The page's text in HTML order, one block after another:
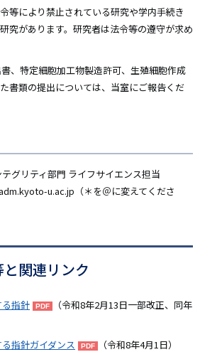
等により禁止されている研究や学内手続き
究があります。研究者は法令等の遵守が求め
、特定細胞加工物製造許可、生殖細胞作成
書類の提出については、当室にご報告くだ
グリティ部門 ライフサイエンス担当
u.ac.jp（＊を＠に変えてくださ
関連リンク
る指針
（令和8年2月13日一部改正、同年
指針ガイダンス
（令和8年4月1日）